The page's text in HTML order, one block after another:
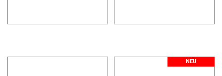
NEU